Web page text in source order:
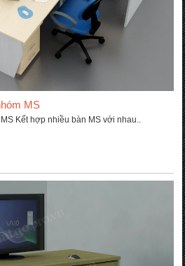
MS
Kết hợp nhiều bàn MS với nhau..